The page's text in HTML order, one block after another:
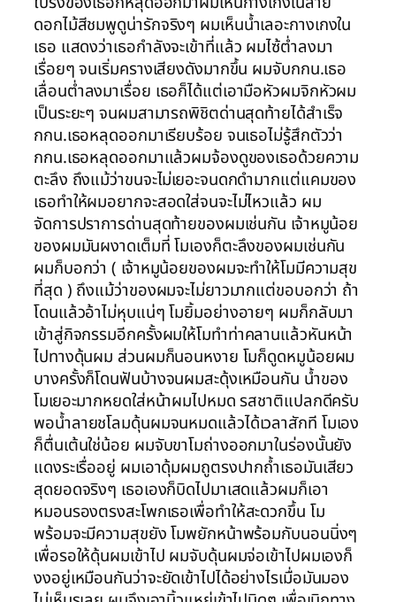
ดอกไม้สีชมพูดูน่ารักจริงๆ ผมเห็นน้ำเลอะกางเกงใน
เธอ แสดงว่าเธอกำลังจะเข้าที่แล้ว ผมไซ้ต่ำลงมา
เรื่อยๆ จนเริ่มครางเสียงดังมากขึ้น ผมจับกกน.เธอ
เลื่อนต่ำลงมาเรื่อย เธอก็ได้แต่เอามือหัวผมจิกหัวผม
เป็นระยะๆ จนผมสามารถพิชิตด่านสุดท้ายได้สำเร็จ
กกน.เธอหลุดออกมาเรียบร้อย จนเธอไม่รู้สึกตัวว่า
กกน.เธอหลุดออกมาแล้วผมจ้องดูของเธอด้วยความ
ตะลึง ถึงแม้ว่าขนจะไม่เยอะจนดกดำมากแต่แคมของ
เธอทำให้ผมอยากจะสอดใส่จนจะไม่ไหวแล้ว ผม
จัดการปราการด่านสุดท้ายของผมเช่นกัน เจ้าหมูน้อย
ของผมมันผงาดเต็มที่ โมเองก็ตะลึงของผมเช่นกัน
ผมก็บอกว่า ( เจ้าหมูน้อยของผมจะทำให้โมมีความสุข
ที่สุด ) ถึงแม้ว่าของผมจะไม่ยาวมากแต่ขอบอกว่า ถ้า
โดนแล้วอ้าไม่หุบแน่ๆ โมยิ้มอย่างอายๆ ผมก็กลับมา
เข้าสู่กิจกรรมอีกครั้งผมให้โมทำท่าคลานแล้วหันหน้า
ไปทางดุ้นผม ส่วนผมก็นอนหงาย โมก็ดูดหมูน้อยผม
บางครั้งก็โดนฟันบ้างจนผมสะดุ้งเหมือนกัน น้ำของ
โมเยอะมากหยดใส่หน้าผมไปหมด รสชาติแปลกดีครับ
พอน้ำลายชโลมดุ้นผมจนหมดแล้วได้เวลาสักที โมเอง
ก็ตื่นเต้นใช่น้อย ผมจับขาโมถ่างออกมาในร่องนั้นยัง
แดงระเรื่ออยู่ ผมเอาดุ้มผมถูตรงปากถ้ำเธอมันเสียว
สุดยอดจริงๆ เธอเองก็บิดไปมาเสดแล้วผมก็เอา
หมอนรองตรงสะโพกเธอเพื่อทำให้สะดวกขึ้น โม
พร้อมจะมีความสุขยัง โมพยักหน้าพร้อมกับนอนนิ่งๆ
เพื่อรอให้ดุ้นผมเข้าไป ผมจับดุ้นผมจ่อเข้าไปผมเองก็
งงอยู่เหมือนกันว่าจะยัดเข้าไปได้อย่างไรเมื่อมันมอง